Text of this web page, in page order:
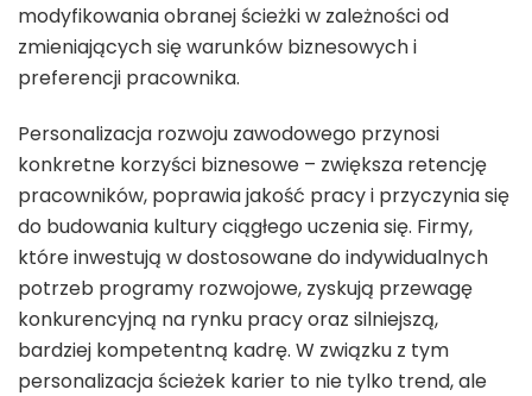
modyfikowania obranej ścieżki w zależności od
zmieniających się warunków biznesowych i
preferencji pracownika.
Personalizacja rozwoju zawodowego przynosi
konkretne korzyści biznesowe – zwiększa retencję
pracowników, poprawia jakość pracy i przyczynia się
do budowania kultury ciągłego uczenia się. Firmy,
które inwestują w dostosowane do indywidualnych
potrzeb programy rozwojowe, zyskują przewagę
konkurencyjną na rynku pracy oraz silniejszą,
bardziej kompetentną kadrę. W związku z tym
personalizacja ścieżek karier to nie tylko trend, ale